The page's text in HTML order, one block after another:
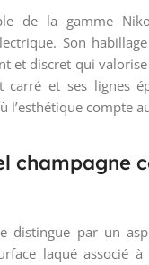
de la gamme
Son
et discret qui
carré et ses lignes
compte
champagne
distingue par un
laqué associé